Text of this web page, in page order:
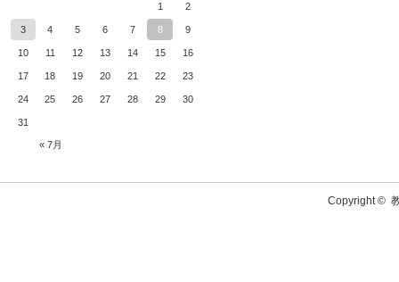
« 7月
1 2
3 4 5 6 7 8 9
10 11 12 13 14 15 16
17 18 19 20 21 22 23
24 25 26 27 28 29 30
31
Copyright ©